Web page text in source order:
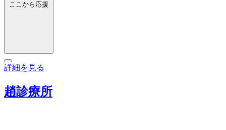
ここから応援
詳細を見る
趙診療所